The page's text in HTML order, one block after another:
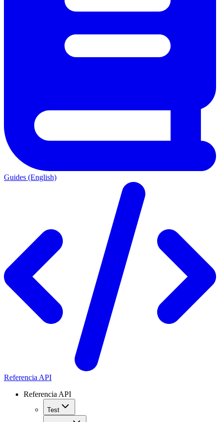
Guides (English)
Referencia API
Referencia API
Test